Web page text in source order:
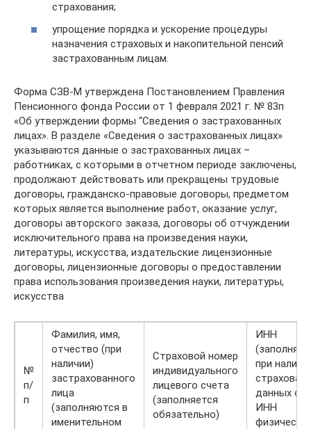
страхования;
упрощение порядка и ускорение процедуры
назначения страховых и накопительной пенсий
застрахованным лицам.
Форма СЗВ-М утверждена Постановлением Правления
Пенсионного фонда России от 1 февраля 2021 г. № 83п
«Об утверждении формы “Сведения о застрахованных
лицах». В разделе «Сведения о застрахованных лицах»
указываются данные о застрахованных лицах –
работниках, с которыми в отчетном периоде заключены,
продолжают действовать или прекращены трудовые
договоры, гражданско-правовые договоры, предметом
которых является выполнение работ, оказание услуг,
договоры авторского заказа, договоры об отчуждении
исключительного права на произведения науки,
литературы, искусства, издательские лицензионные
договоры, лицензионные договоры о предоставлении
права использования произведения науки, литературы,
искусства
№
п/
п
Фамилия, имя,
отчество (при
наличии)
застрахованного
лица
(заполняются в
именительном
Страховой номер
индивидуального
лицевого счета
(заполняется
обязательно)
ИНН
при
данных об
ИНН